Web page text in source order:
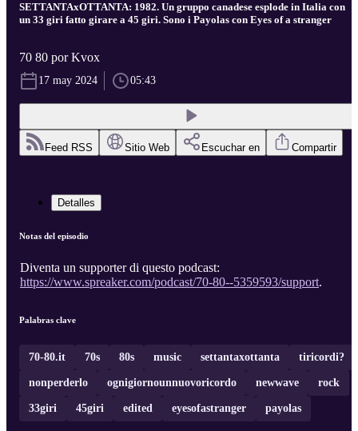
SETTANTAxOTTANTA: 1982. Un gruppo canadese esplode in Italia con
un 33 giri fatto girare a 45 giri. Sono i Payolas con Eyes of a stranger
70 80 por Kvox
17 may 2024 05:43
Feed RSS Sitio Web Escuchar en Compartir
Detalles
Notas del episodio
Diventa un supporter di questo podcast:
https://www.spreaker.com/podcast/70-80--5359593/support.
Palabras clave
70-80.it 70s 80s music settantaxottanta tiricordi?
nonperderlo ognigiornounnuovoricordo newwave rock
33giri 45giri edited eyesofastranger payolas